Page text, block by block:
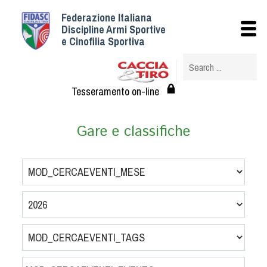
Federazione Italiana
Discipline Armi Sportive
e Cinofilia Sportiva
Tesseramento on-line
Gare e classifiche
Istituzionale
Struttura
Albo Veterinari federali
Tesseramento e Affiliazioni
Circolari
Federazione Trasparente
Convenzioni
Società
Tesserati